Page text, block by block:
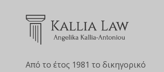
Από το έτος 1981 το δικηγορικό